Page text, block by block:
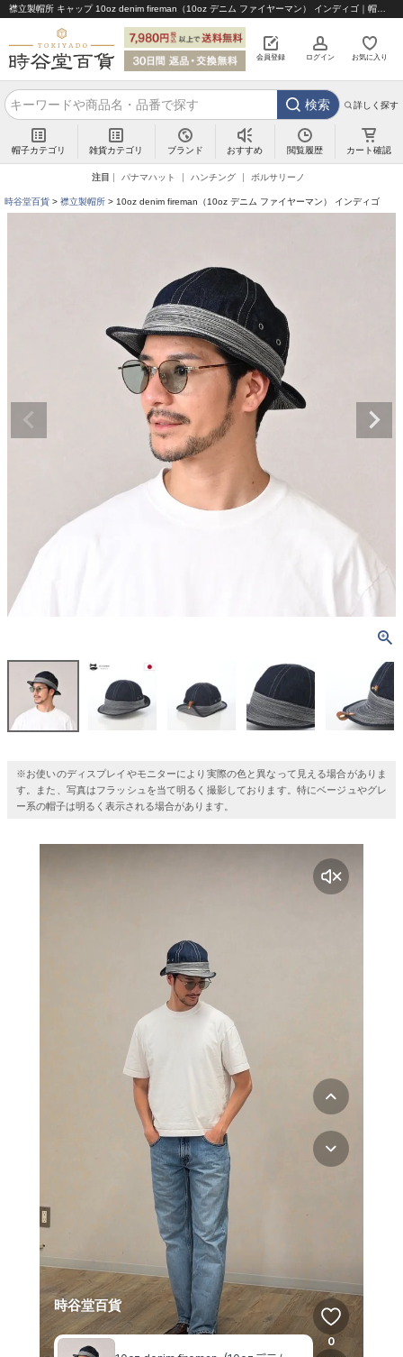
会員登録 ログイン お気に入り
検索 詳しく探す
帽子カテゴリ 雑貨カテゴリ ブランド おすすめ 閲覧履歴 カート確認
注目 パナマハット ハンチング ボルサリーノ
時谷堂百貨 襟立製帽所 10oz denim fireman（10oz デニム ファイヤーマン） インディゴ
※お使いのディスプレイやモニターにより実際の色と異なって見える場合がありま
す。また、写真はフラッシュを当て明るく撮影しております。特にベージュやグレ
ー系の帽子は明るく表示される場合があります。